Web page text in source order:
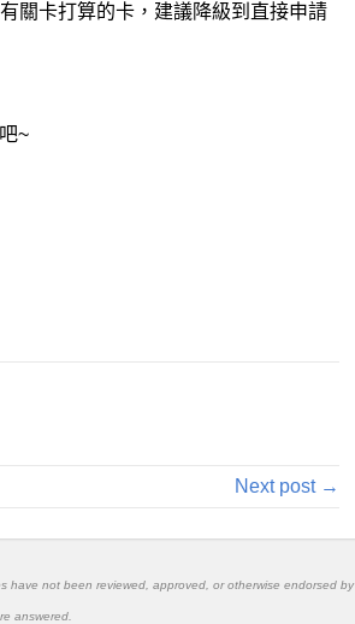
關卡打算的卡，建議降級到直接申請
~
Next post →
have not been reviewed, approved, or otherwise endorsed by
answered.